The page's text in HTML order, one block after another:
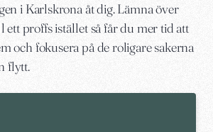
i Karlskrona åt dig. Lämna över
proffs istället så får du mer tid att
och fokusera på de roligare sakerna
flytt.